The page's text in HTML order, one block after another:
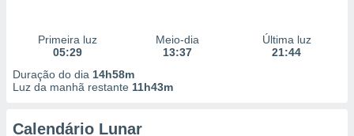
Primeira luz
05:29
Meio-dia
13:37
Última luz
21:44
Duração do dia 14h58m
Luz da manhã restante 11h43m
Calendário Lunar